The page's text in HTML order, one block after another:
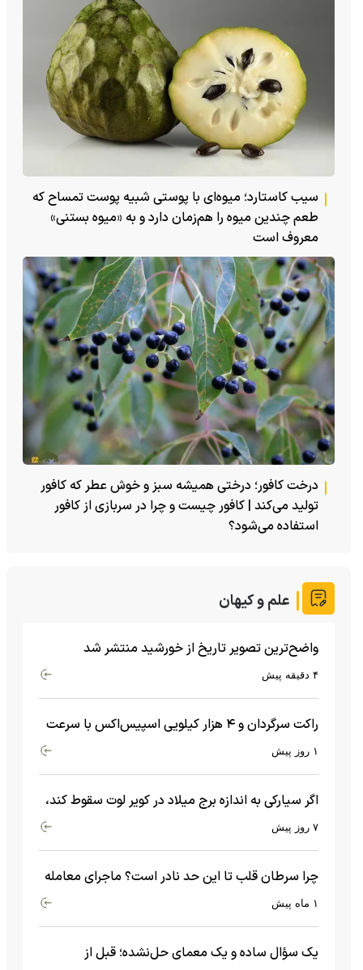
سیب کاستارد؛ میوه‌ای با پوستی شبیه پوست تمساح که
طعم چندین میوه را هم‌زمان دارد و به «میوه بستنی»
معروف است
درخت کافور؛ درختی همیشه سبز و خوش عطر که کافور
تولید می‌کند | کافور چیست و چرا در سربازی از کافور
استفاده می‌شود؟
علم و کیهان
واضح‌ترین تصویر تاریخ از خورشید منتشر شد
۴ دقیقه پیش
راکت سرگردان و ۴ هزار کیلویی اسپیس‌اکس با سرعت
هشت هزار و ۶۹۰ کیلومتر در ساعت به ماه برخورد کرد۱ روز پیش
اگر سیارکی به اندازه برج میلاد در کویر لوت سقوط کند،
چه اتفاقی می‌افتد؟
۷ روز پیش
چرا سرطان قلب تا این حد نادر است؟ ماجرای معامله
عجیبی که در بدن اتفاق می‌افتد!۱ ماه پیش
یک سؤال ساده و یک معمای حل‌نشده؛ قبل از